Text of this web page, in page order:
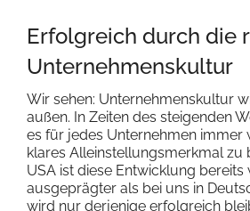
Erfolgreich durch die
Unternehmenskultur
Wir sehen: Unternehmenskultur
außen. In Zeiten des steigenden
es für jedes Unternehmen immer
klares Alleinstellungsmerkmal zu
USA ist diese Entwicklung bereits
ausgeprägter als bei uns in
wird nur derjenige erfolgreich